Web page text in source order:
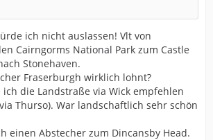
ich nicht auslassen! Vlt von
Cairngorms National Park zum Castle
Stonehaven.
Fraserburgh wirklich lohnt?
ich die Landstraße via Wick empfehlen
Thurso). War landschaftlich sehr schön
einen Abstecher zum Dincansby Head.